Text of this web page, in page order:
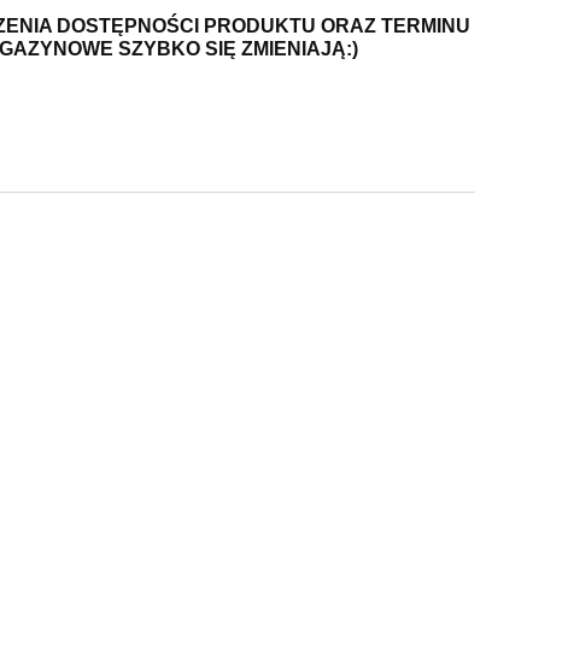
DOSTĘPNOŚCI PRODUKTU ORAZ TERMINU
SZYBKO SIĘ ZMIENIAJĄ:)